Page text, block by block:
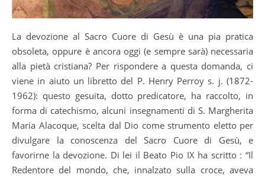
La devozione al Sacro Cuore di Gesù è una pia pratica
obsoleta, oppure è ancora oggi (e sempre sarà) necessaria
alla pietà cristiana? Per rispondere a questa domanda, ci
viene in aiuto un libretto del P. Henry Perroy s. j. (1872-
1962): questo gesuita, dotto predicatore, ha raccolto, in
forma di catechismo, alcuni insegnamenti di S. Margherita
Maria Alacoque, scelta dal Dio come strumento eletto per
divulgare la conoscenza del Sacro Cuore di Gesù, e
favorirne la devozione. Di lei il Beato Pio IX ha scritto : “Il
Redentore del mondo, che, innalzato sulla croce, aveva